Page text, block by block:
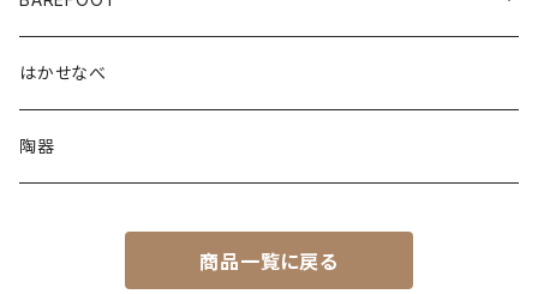
ポーチ
ぞうさんポーチ
TOY
ドーナツいもむし
はかせなべ
陶器
商品一覧に戻る